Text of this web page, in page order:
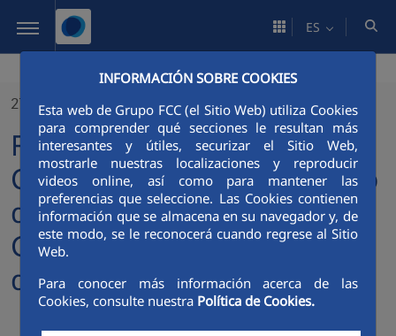
Saltar al contenido principal
INFORMACIÓN SOBRE COOKIES
Esta web de Grupo FCC (el Sitio Web) utiliza Cookies
para comprender qué secciones le resultan más
interesantes y útiles, securizar el Sitio Web,
mostrarle nuestras localizaciones y reproducir
videos online, así como para mantener las
preferencias que seleccione. Las Cookies contienen
información que se almacena en su navegador y, de
este modo, se le reconocerá cuando regrese al Sitio
Web.
Para conocer más información acerca de las
Cookies, consulte nuestra Política de Cookies.
ES
27/05/2025
FCC Construcción y
Convensa presentan el caso
de éxito de la integración
GIS y BIM en la Línea Rubi
del Metro de Oporto